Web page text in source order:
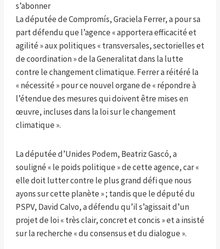
s’abonner
La députée de Compromís, Graciela Ferrer, a pour sa
part défendu que l’agence « apportera efficacité et
agilité » aux politiques « transversales, sectorielles et
de coordination » de la Generalitat dans la lutte
contre le changement climatique. Ferrer a réitéré la
« nécessité » pour ce nouvel organe de « répondre à
l’étendue des mesures qui doivent être mises en
œuvre, incluses dans la loi sur le changement
climatique ».
La députée d’Unides Podem, Beatriz Gascó, a
souligné « le poids politique » de cette agence, car «
elle doit lutter contre le plus grand défi que nous
ayons sur cette planète » ; tandis que le député du
PSPV, David Calvo, a défendu qu’il s’agissait d’un
projet de loi « très clair, concret et concis » et a insisté
sur la recherche « du consensus et du dialogue ».